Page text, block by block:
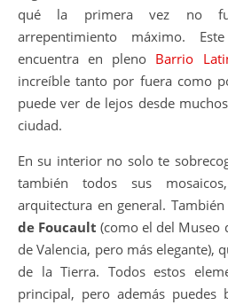
qué la primera vez no
arrepentimiento máximo.
encuentra en pleno Barrio
increíble tanto por fuera como
puede ver de lejos desde
ciudad.
En su interior no solo te
también todos sus
arquitectura en general.
de Foucault (como el del Museo
de Valencia, pero más elegante),
de la Tierra. Todos estos
principal, pero además